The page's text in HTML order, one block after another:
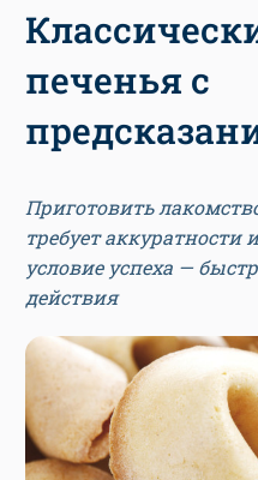
печенья с
Приготовить
требует аккуратности
условие успеха —
действия